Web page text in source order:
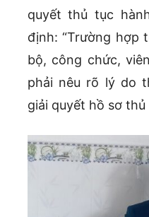
quyết thủ tục
định: “Trường hợp
bộ, công chức,
phải nêu rõ lý do
giải quyết hồ sơ thủ